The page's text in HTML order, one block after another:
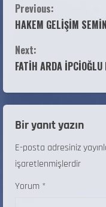
Previous:
HAKEM GELİŞİM
Next:
FATİH ARDA
Bir yanıt yazın
E-posta adresiniz
işaretlenmişlerdir
Yorum *